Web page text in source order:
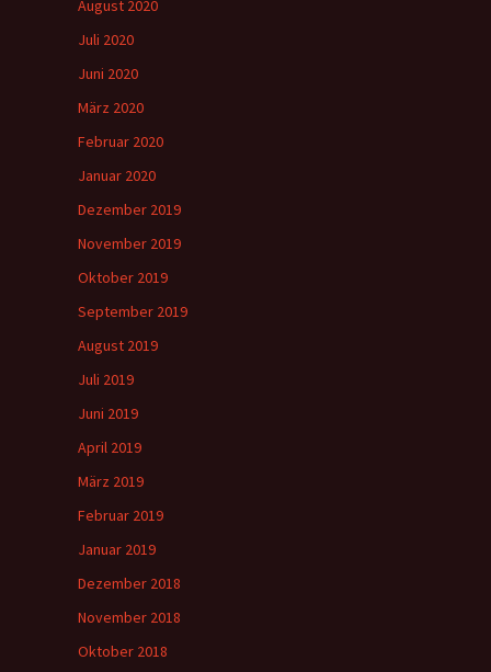
August 2020
Juli 2020
Juni 2020
März 2020
Februar 2020
Januar 2020
Dezember 2019
November 2019
Oktober 2019
September 2019
August 2019
Juli 2019
Juni 2019
April 2019
März 2019
Februar 2019
Januar 2019
Dezember 2018
November 2018
Oktober 2018